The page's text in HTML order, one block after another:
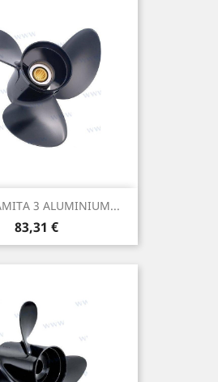
3 ALUMINIUM...
Prix
83,31 €